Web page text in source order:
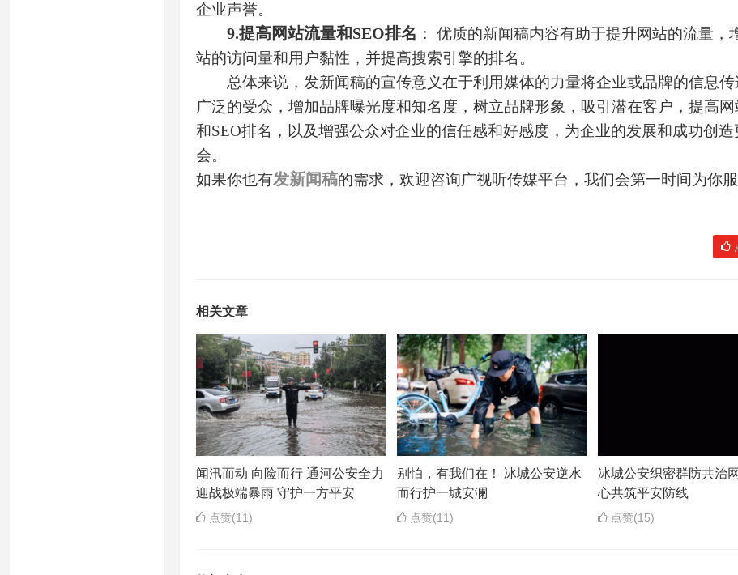
企业声誉。
9.提高网站流量和SEO排名 ： 优质的新闻稿内容有助于提升网站的流量，
站的访问量和用户黏性，并提高搜索引擎的排名。
总体来说，发新闻稿的宣传意义在于利用媒体的力量将企业或品牌的信息传
广泛的受众，增加品牌曝光度和知名度，树立品牌形象，吸引潜在客户，提高网
和SEO排名，以及增强公众对企业的信任感和好感度，为企业的发展和成功创造
会。
如果你也有发新闻稿的需求，欢迎咨询广视听传媒平台，我们会第一时间为你服
相关文章
闻汛而动 向险而行 通河公安全力
迎战极端暴雨 守护一方平安
点赞(11)
别怕，有我们在！ 冰城公安逆水
而行护一城安澜
点赞(11)
冰城公安织密群防共治
心共筑平安防线
点赞(15)